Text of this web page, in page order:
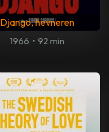
Django, hevneren
1966 • 92 min